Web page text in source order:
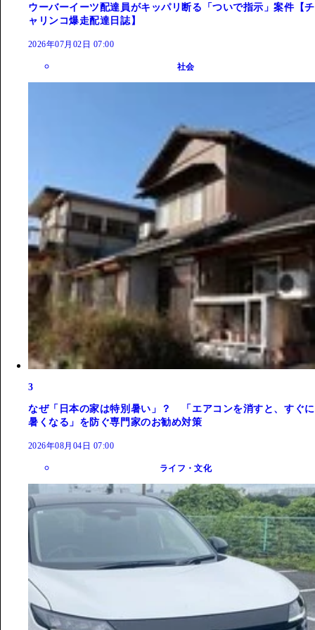
ウーバーイーツ配達員がキッパリ断る「ついで指示」案件【チ
ャリンコ爆走配達日誌】
2026年07月02日 07:00
社会
3
なぜ「日本の家は特別暑い」？ 「エアコンを消すと、すぐに
暑くなる」を防ぐ専門家のお勧め対策
2026年08月04日 07:00
ライフ・文化